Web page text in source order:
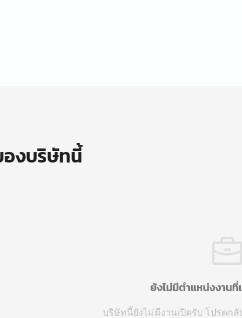
งบริษัทนี้
ยังไม่มีตำแหน่งงาน
บริษัทนี้ยังไม่มีงานเปิดรับ โปรดก